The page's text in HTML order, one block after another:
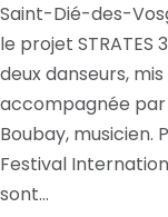
Saint-Dié-des-
le projet
deux danseurs,
accompagnée par
Boubay, musicien.
Festival
sont…